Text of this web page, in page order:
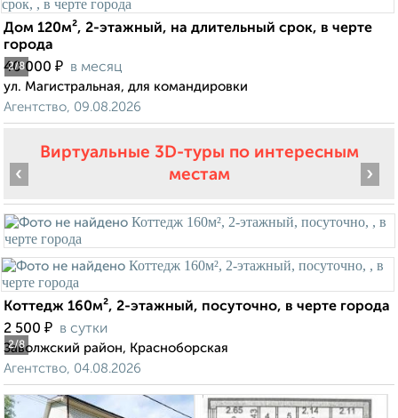
2/8
Дом 120м², 2-этажный, на длительный срок, в черте
города
40 000 ₽ в месяц
ул. Магистральная, для командировки
Агентство, 09.08.2026
Виртуальные 3D-туры по интересным
местам
2/8
‹ ›
Коттедж 160м², 2-этажный, посуточно, в черте города
2 500 ₽ в сутки
Заволжский район, Красноборская
Агентство, 04.08.2026